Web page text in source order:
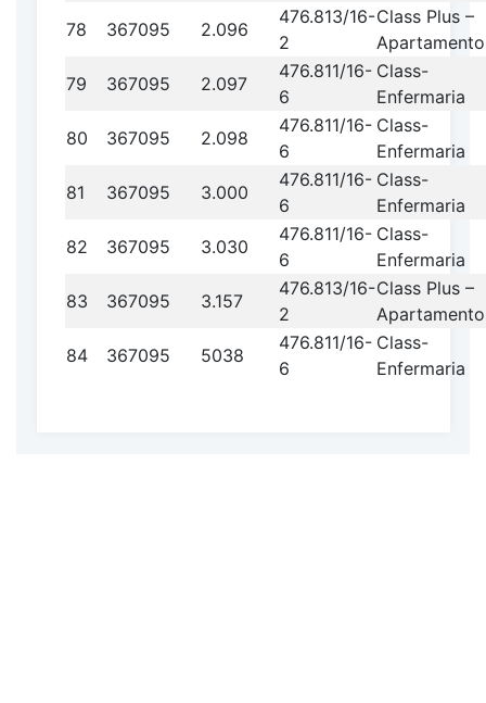
78
367095 2.096
476.813/16-
2
Class Plus –
Apartamento
79
367095 2.097
476.811/16-
6
Class-
Enfermaria
80
367095 2.098
476.811/16-
6
Class-
Enfermaria
81
367095 3.000
476.811/16-
6
Class-
Enfermaria
82
367095 3.030
476.811/16-
6
Class-
Enfermaria
83
367095 3.157
476.813/16-
2
Class Plus –
Apartamento
84
367095 5038
476.811/16-
6
Class-
Enfermaria